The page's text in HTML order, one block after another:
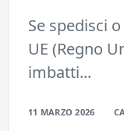
Se spedisci
UE (Regno
imbatti...
11 MARZO 2026